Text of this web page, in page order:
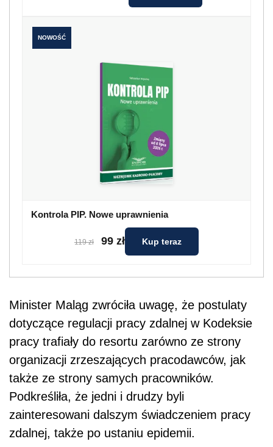
NOWOŚĆ
Kontrola PIP. Nowe uprawnienia
119 zł 99 zł Kup teraz
Minister Maląg zwróciła uwagę, że postulaty
dotyczące regulacji pracy zdalnej w Kodeksie
pracy trafiały do resortu zarówno ze strony
organizacji zrzeszających pracodawców, jak
także ze strony samych pracowników.
Podkreśliła, że jedni i drudzy byli
zainteresowani dalszym świadczeniem pracy
zdalnej, także po ustaniu epidemii.